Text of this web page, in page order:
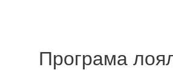
Програма